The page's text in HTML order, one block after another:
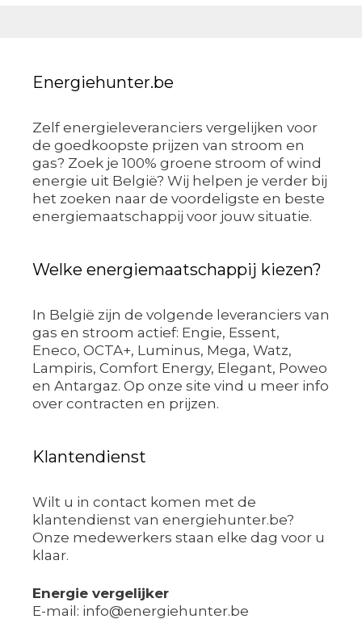
Energiehunter.be
Zelf energieleveranciers vergelijken voor
de goedkoopste prijzen van stroom en
gas? Zoek je 100% groene stroom of wind
energie uit België? Wij helpen je verder bij
het zoeken naar de voordeligste en beste
energiemaatschappij voor jouw situatie.
Welke energiemaatschappij kiezen?
In België zijn de volgende leveranciers van
gas en stroom actief: Engie, Essent,
Eneco, OCTA+, Luminus, Mega, Watz,
Lampiris, Comfort Energy, Elegant, Poweo
en Antargaz. Op onze site vind u meer info
over contracten en prijzen.
Klantendienst
Wilt u in contact komen met de
klantendienst van energiehunter.be?
Onze medewerkers staan elke dag voor u
klaar.
Energie vergelijker
E-mail: info@energiehunter.be